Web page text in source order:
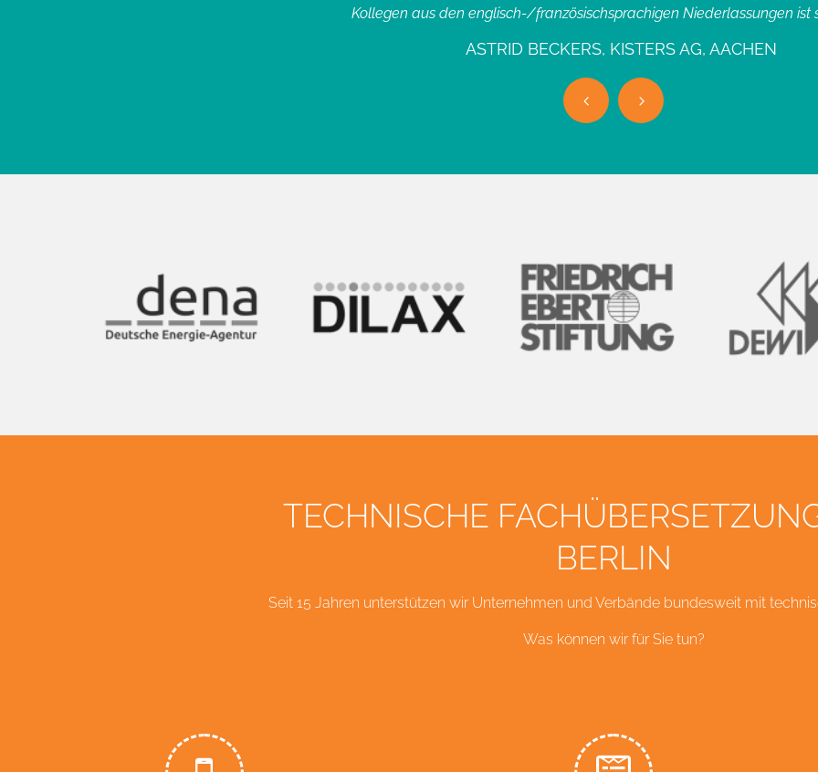
Kollegen aus den englisch-/französischsprachigen Niederlassungen ist
ASTRID BECKERS, KISTERS AG, AACHEN
TECHNISCHE
BERLIN
Seit 15 Jahren unterstützen wir Unternehmen und Verbände bundesweit mit
Was können wir für Sie tun?